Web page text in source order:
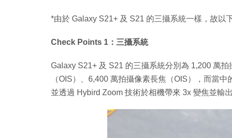
*由於 Galaxy S21+ 及 S21 的三攝系統一樣，故以
Check Points 1：三攝系統
Galaxy S21+ 及 S21 的三攝系統分別為 1,200 萬
（OIS）、6,400 萬拍攝像素長焦（OIS），而當
並透過 Hybird Zoom 技術於相機帶來 3x 變焦並輸